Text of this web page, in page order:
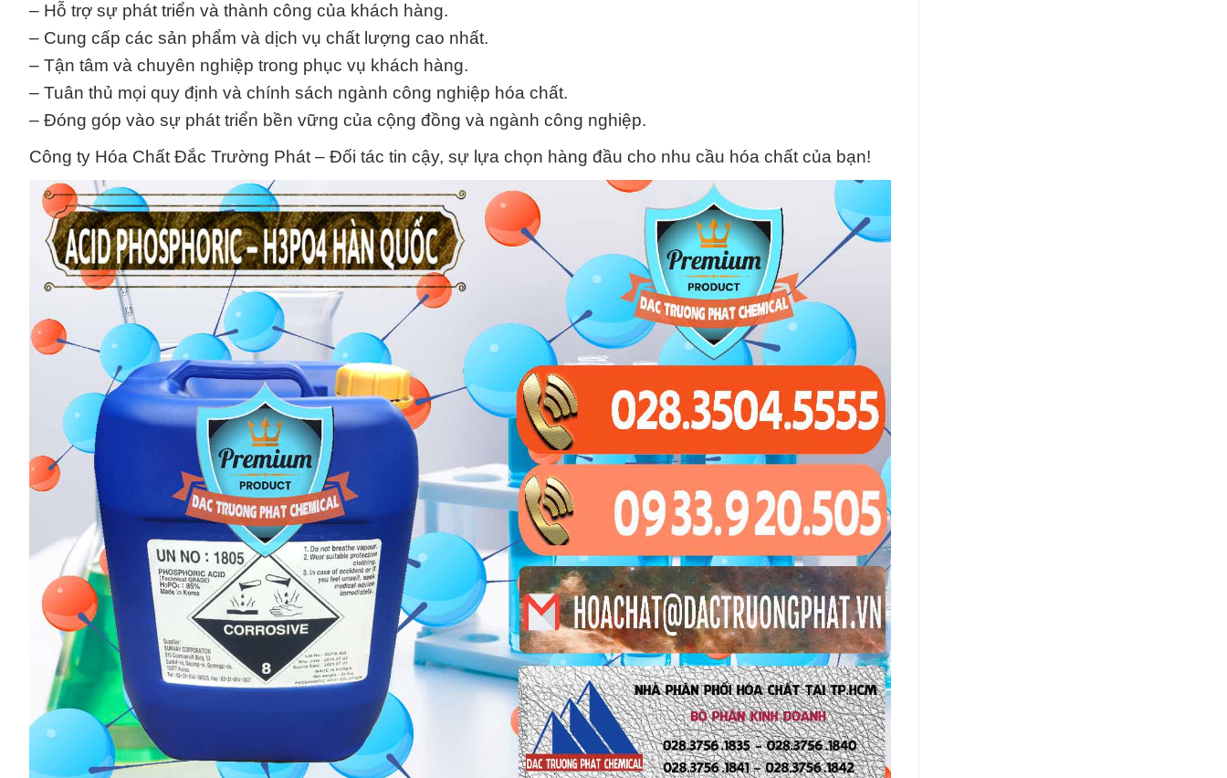
– Hỗ trợ sự phát triển và thành công của khách hàng.
– Cung cấp các sản phẩm và dịch vụ chất lượng cao nhất.
– Tận tâm và chuyên nghiệp trong phục vụ khách hàng.
– Tuân thủ mọi quy định và chính sách ngành công nghiệp hóa chất.
– Đóng góp vào sự phát triển bền vững của cộng đồng và ngành công nghiệp.
Công ty Hóa Chất Đắc Trường Phát – Đối tác tin cậy, sự lựa chọn hàng đầu cho nhu cầu hóa chất của bạn!